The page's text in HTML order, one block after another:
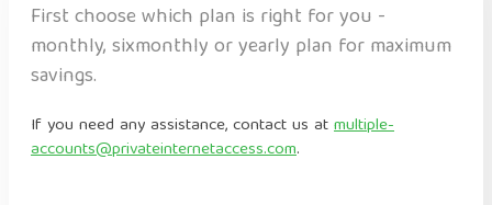
First choose which plan is right for you -
monthly, sixmonthly or yearly plan for maximum
savings.
If you need any assistance, contact us atmultiple-
accounts@privateinternetaccess.com.